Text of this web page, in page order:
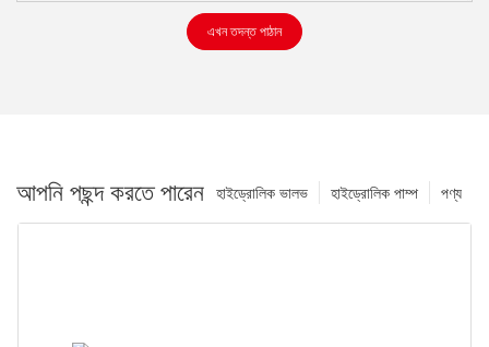
এখন তদন্ত পাঠান
আপনি পছন্দ করতে পারেন পণ্য
হাইড্রোলিক পাম্প
হাইড্রোলিক ভালভ